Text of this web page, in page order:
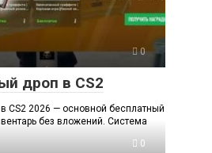
0
дроп в CS2
CS2 2026 — основной бесплатный
без вложений. Система
0